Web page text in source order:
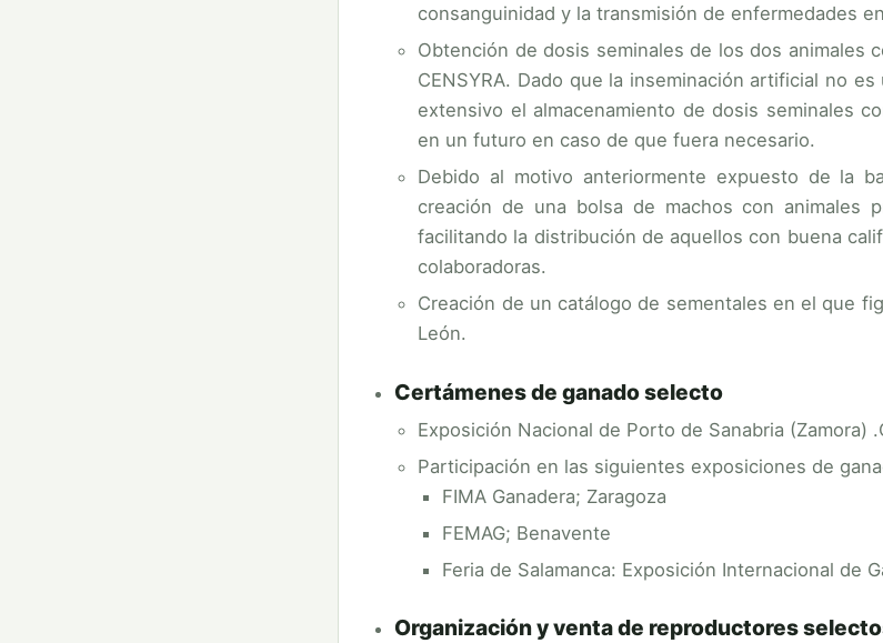
consanguinidad y la transmisión de enfermedades
Obtención de dosis seminales de los dos animales
CENSYRA. Dado que la inseminación artificial no
extensivo el almacenamiento de dosis seminales
en un futuro en caso de que fuera necesario.
Debido al motivo anteriormente expuesto de la
creación de una bolsa de machos con animales
facilitando la distribución de aquellos con buena
colaboradoras.
Creación de un catálogo de sementales en el que
León.
Certámenes de ganado selecto
Exposición Nacional de Porto de Sanabria
Participación en las siguientes exposiciones de
FIMA Ganadera; Zaragoza
FEMAG; Benavente
Feria de Salamanca: Exposición Internacional de
Organización y venta de reproductores